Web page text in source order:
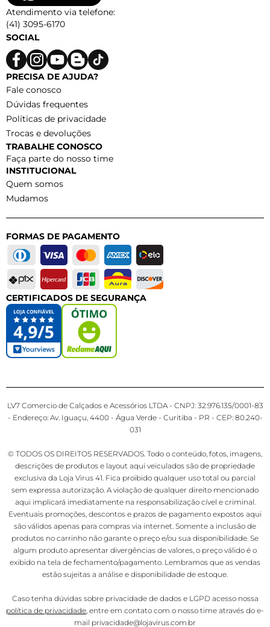
Atendimento via telefone:
(41) 3095-6170
SOCIAL
PRECISA DE AJUDA?
Fale conosco
Dúvidas frequentes
Políticas de privacidade
Trocas e devoluções
TRABALHE CONOSCO
Faça parte do nosso time
INSTITUCIONAL
Quem somos
Mudamos
FORMAS DE PAGAMENTO
CERTIFICADOS DE SEGURANÇA
LV7 Comercio de Calçados e Acessórios LTDA - CNPJ: 32.976.135/0001-83
- Endereço: Av. Iguaçu, 4400 - Água Verde - Curitiba - PR - CEP: 80.240-
031
© TODOS OS DIREITOS RESERVADOS. Todo o conteúdo, fotos, imagens,
descrições de produtos e layout aqui veiculados são de propriedade
exclusiva da Loja Virus 41. Fica proibido qualquer uso total ou parcial
sem expressa autorização. A violação de qualquer direito mencionado
aqui implicará imediatamente na responsabilização cível e criminal.
Eventuais promoções, descontos e prazos de pagamento expostos aqui
são válidos apenas para compras via internet. Somente a inclusão de
produtos no carrinho não garante o preço e/ou sua disponibilidade. Se
algum produto apresentar divergências de valores, o preço válido é o
exibido na tela de fechamento/pagamento. Lembramos que as vendas
estão sujeitas a análise e disponibilidade de estoque.
Caso tenha dúvidas sobre privacidade de dados e LGPD acesso nossa
política de privacidade, entre em contato com o nosso time através do e-
mail privacidade@lojavirus.com.br